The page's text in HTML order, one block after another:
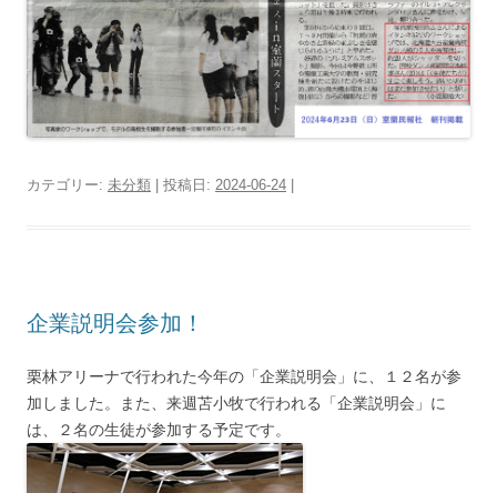
カテゴリー: 未分類 | 投稿日: 2024-06-24
企業説明会参加！
栗林アリーナで行われた今年の「企業説明会」に、１２名が参
加しました。また、来週苫小牧で行われる「企業説明会」に
は、２名の生徒が参加する予定です。